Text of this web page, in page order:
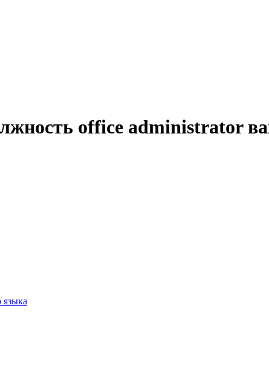
office administrator
языка